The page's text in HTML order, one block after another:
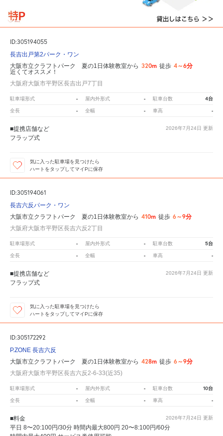
ID:305194055
長吉出戸第2パーク・ワン
大阪市立クラフトパーク 夏の1日体験教室から 320m 徒歩 4～6分
近くてオススメ！
大阪府大阪市平野区長吉出戸7丁目
駐車場形式 - 屋内外形式 - 駐車台数 4台
全長 - 全幅 - 車高 -
2026年7月24日 更新
■提携店舗など
フラップ式
気に入った駐車場を見つけたら
ハートをタップしてマイPに保存
ID:305194061
長吉六反パーク・ワン
大阪市立クラフトパーク 夏の1日体験教室から 410m 徒歩 6～9分
大阪府大阪市平野区長吉六反2丁目
駐車場形式 - 屋内外形式 - 駐車台数 5台
全長 - 全幅 - 車高 -
2026年7月24日 更新
■提携店舗など
フラップ式
気に入った駐車場を見つけたら
ハートをタップしてマイPに保存
ID:305172292
P.ZONE 長吉六反
大阪市立クラフトパーク 夏の1日体験教室から 428m 徒歩 6～9分
大阪府大阪市平野区長吉六反2-6-33(近35)
駐車場形式 - 屋内外形式 - 駐車台数 10台
全長 - 全幅 - 車高 -
2026年7月24日 更新
■料金
平日 8〜20:100円/30分 時間内最大800円 20〜8:100円/60分